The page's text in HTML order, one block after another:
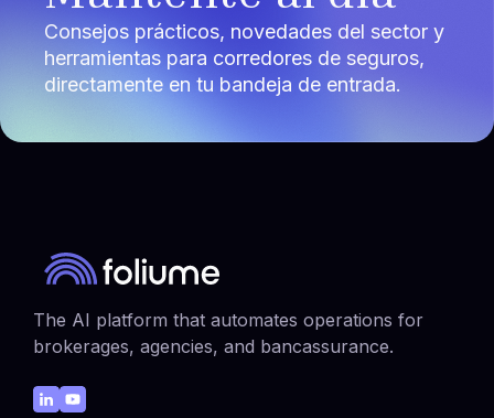
Consejos prácticos, novedades del sector y
herramientas para corredores de seguros,
directamente en tu bandeja de entrada.
The AI platform that automates operations for
brokerages, agencies, and bancassurance.